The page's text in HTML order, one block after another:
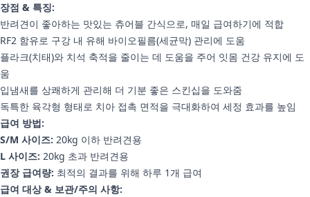
장점 & 특징:
반려견이 좋아하는 맛있는 츄어블 간식으로, 매일 급여하기에 적합
RF2 함유로 구강 내 유해 바이오필름(세균막) 관리에 도움
플라크(치태)와 치석 축적을 줄이는 데 도움을 주어 잇몸 건강 유지에 도
움
입냄새를 상쾌하게 관리해 더 기분 좋은 스킨십을 도와줌
독특한 육각형 형태로 치아 접촉 면적을 극대화하여 세정 효과를 높임
급여 방법:
S/M 사이즈: 20kg 이하 반려견용
L 사이즈: 20kg 초과 반려견용
권장 급여량: 최적의 결과를 위해 하루 1개 급여
급여 대상 & 보관/주의 사항: